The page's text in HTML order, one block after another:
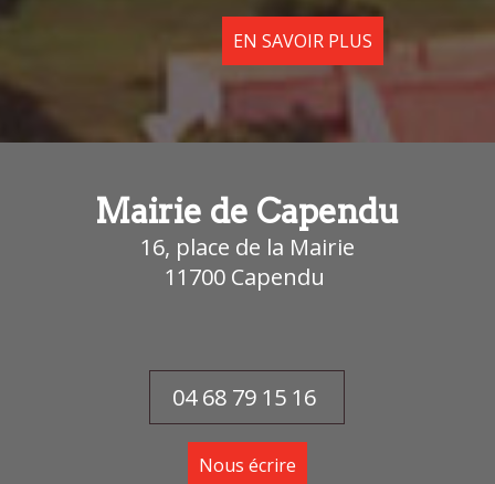
EN SAVOIR PLUS
Mairie de Capendu
16, place de la Mairie
11700 Capendu
04 68 79 15 16
Nous écrire